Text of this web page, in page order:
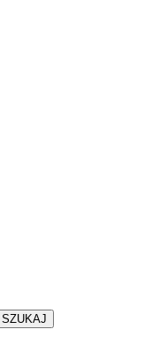
SZUKAJ